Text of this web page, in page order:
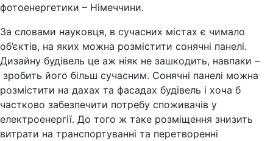
фотоенергетики – Німеччини.
За словами науковця, в сучасних містах є чимало
об’єктів, на яких можна розмістити сонячні панелі.
Дизайну будівель це аж ніяк не зашкодить, навпаки –
зробить його більш сучасним. Сонячні панелі можна
розмістити на дахах та фасадах будівель і хоча б
частково забезпечити потребу споживачів у
електроенергії. До того ж таке розміщення знизить
витрати на транспортуванні та перетворенні